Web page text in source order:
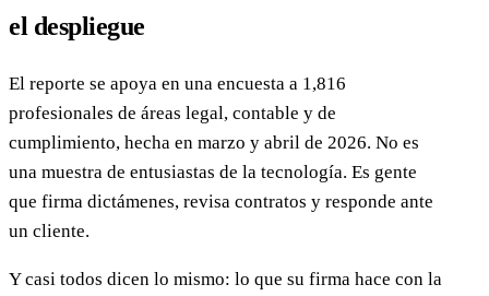
el despliegue
El reporte se apoya en una encuesta a 1,816
profesionales de áreas legal, contable y de
cumplimiento, hecha en marzo y abril de 2026. No es
una muestra de entusiastas de la tecnología. Es gente
que firma dictámenes, revisa contratos y responde ante
un cliente.
Y casi todos dicen lo mismo: lo que su firma hace con la